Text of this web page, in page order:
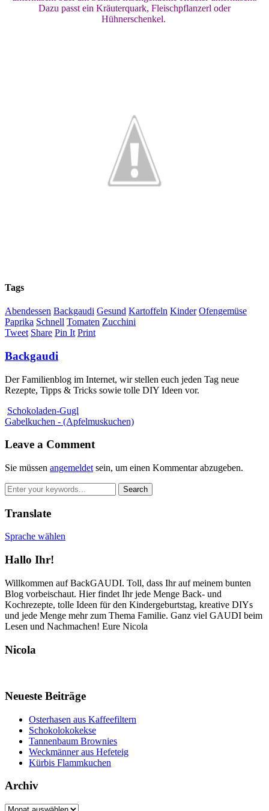
Dazu passt ein Kräuterquark, Fleischpflanzerl oder
Hühnerschenkel.
Tags
Abendessen Backgaudi Gesund Kartoffeln Kinder Ofengemüse
Paprika Schnell Tomaten Zucchini
Tweet Share Pin It Print
Backgaudi
Der Familienblog im Internet, wir stellen euch jeden Tag neue
Rezepte, Tipps & Tricks sowie tolle DIY Ideen vor.
Schokoladen-Gugl
Gabelkuchen - (Apfelmuskuchen)
Leave a Comment
Sie müssen angemeldet sein, um einen Kommentar abzugeben.
Translate
Sprache wählen
Hallo Ihr!
Willkommen auf BackGAUDI. Toll, dass Ihr auf meinem bunten
Blog vorbeischaut. Hier findet Ihr jede Menge Back- und
Kochrezepte, tolle Ideen für den Kindergeburtstag, kreative DIYs
und jede Menge mehr zum Thema Familie. Ganz viel GAUDI beim
Lesen und Nachmachen! Eure Nicola
Nicola
Neueste Beiträge
Osterhasen aus Kaffeefiltern
Schokolokokekse
Tannenbaum Brownies
Weckmänner aus Hefeteig
Kürbis Flammkuchen
Archiv
Archiv